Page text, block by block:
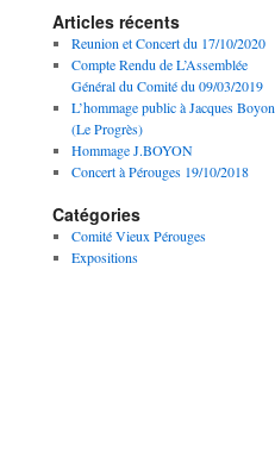
Articles récents
Reunion et Concert du 17/10/2020
Compte Rendu de L’Assemblée
Général du Comité du 09/03/2019
L’hommage public à Jacques Boyon
(Le Progrès)
Hommage J.BOYON
Concert à Pérouges 19/10/2018
Catégories
Comité Vieux Pérouges
Expositions